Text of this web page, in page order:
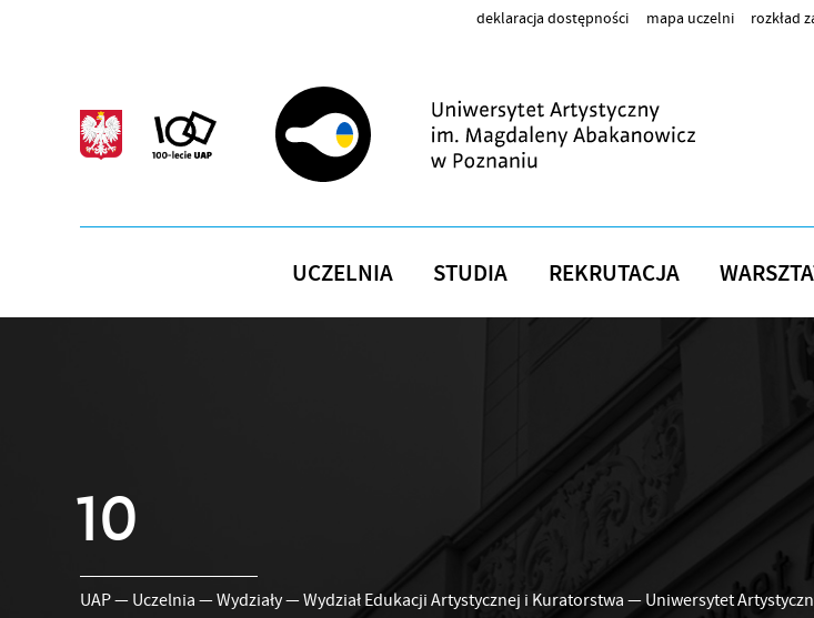
deklaracja dostępności mapa uczelni rozkład
UCZELNIA STUDIA REKRUTACJA
10
UAP— Uczelnia —Wydziały—Wydział Edukacji Artystycznej i Kuratorstwa — Uniwersytet